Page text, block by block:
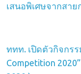
เสนอพิเศษจากสา
ททท. เปิดตัวกิจกรร
Competition